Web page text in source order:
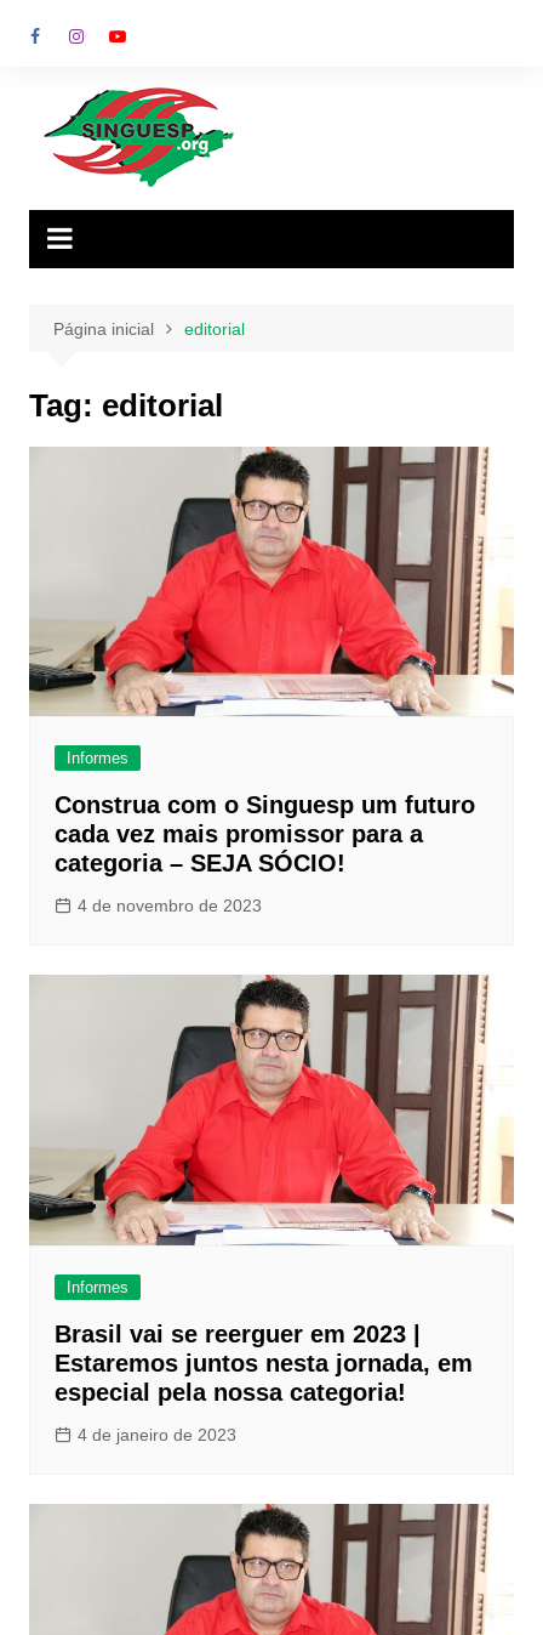
para
Página inicial editorial
Tag: editorial
Informes
Construa com o Singuesp um futuro
cada vez mais promissor para a
categoria – SEJA SÓCIO!
4 de novembro de 2023
Informes
Brasil vai se reerguer em 2023 |
Estaremos juntos nesta jornada, em
especial pela nossa categoria!
4 de janeiro de 2023